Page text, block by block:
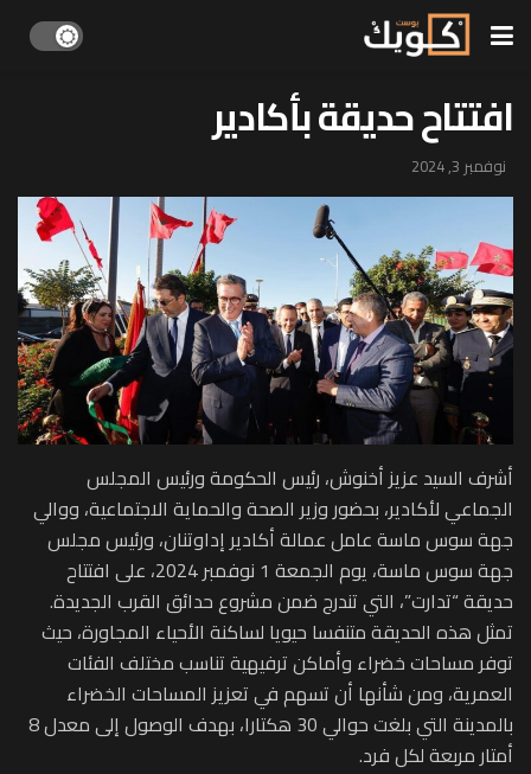
افتتاح حديقة بأكادير
نوفمبر 3, 2024
أشرف السيد عزيز أخنوش، رئيس الحكومة ورئيس المجلس
الجماعي لأكادير، بحضور وزير الصحة والحماية الاجتماعية، ووالي
جهة سوس ماسة عامل عمالة أكادير إداوتنان، ورئيس مجلس
جهة سوس ماسة، يوم الجمعة 1 نوفمبر 2024، على افتتاح
حديقة “تدارت”، التي تندرج ضمن مشروع حدائق القرب الجديدة.
تمثل هذه الحديقة متنفسا حيويا لساكنة الأحياء المجاورة، حيث
توفر مساحات خضراء وأماكن ترفيهية تناسب مختلف الفئات
العمرية، ومن شأنها أن تسهم في تعزيز المساحات الخضراء
بالمدينة التي بلغت حوالي 30 هكتارا، بهدف الوصول إلى معدل 8
أمتار مربعة لكل فرد.